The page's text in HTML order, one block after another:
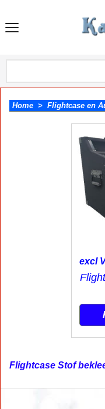
Home > Flightcase en
€
excl
Flightcase Stof